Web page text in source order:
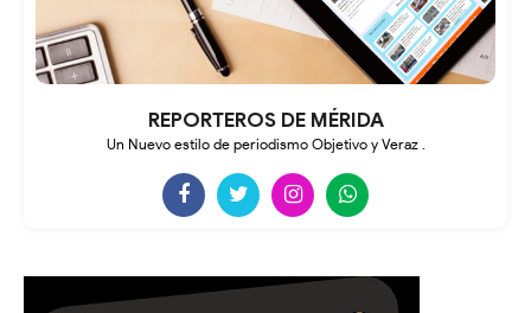
REPORTEROS DE MÉRIDA
Un Nuevo estilo de periodismo Objetivo y Veraz .